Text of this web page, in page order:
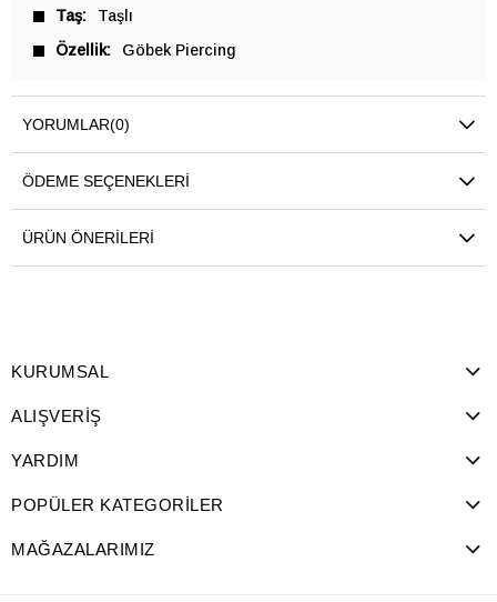
Taş
Taşlı
Özellik
Göbek Piercing
YORUMLAR(0)
ÖDEME SEÇENEKLERI
ÜRÜN ÖNERILERI
KURUMSAL
ALIŞVERİŞ
YARDIM
POPÜLER KATEGORİLER
MAĞAZALARIMIZ